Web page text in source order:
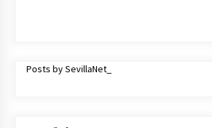
Posts by SevillaNet_